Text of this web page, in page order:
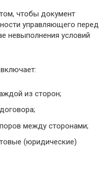
чтобы документ
управляющего перед
невыполнения условий
из сторон;
между сторонами;
(юридические)